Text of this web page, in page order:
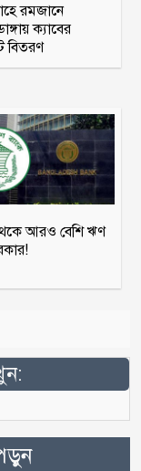
রমজানে
ক্যাবের
বিতরণ
আরও বেশি ঋণ